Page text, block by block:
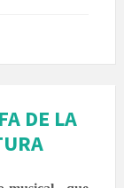
DE LA